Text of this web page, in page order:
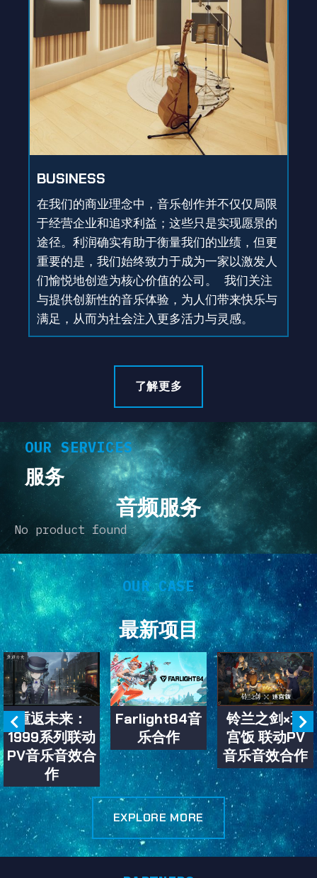
BUSINESS
在我们的商业理念中，音乐创作并不仅仅局限
于经营企业和追求利益；这些只是实现愿景的
途径。利润确实有助于衡量我们的业绩，但更
重要的是，我们始终致力于成为一家以激发人
们愉悦地创造为核心价值的公司。 我们关注
与提供创新性的音乐体验，为人们带来快乐与
满足，从而为社会注入更多活力与灵感。
了解更多
OUR SERVICES
服务
音频服务
No product found
OUR CASE
最新项目
重返未来：
1999系列联动
PV音乐音效合
作
Farlight84音
乐合作
铃兰之剑×迷
宫饭 联动PV
音乐音效合作
EXPLORE MORE